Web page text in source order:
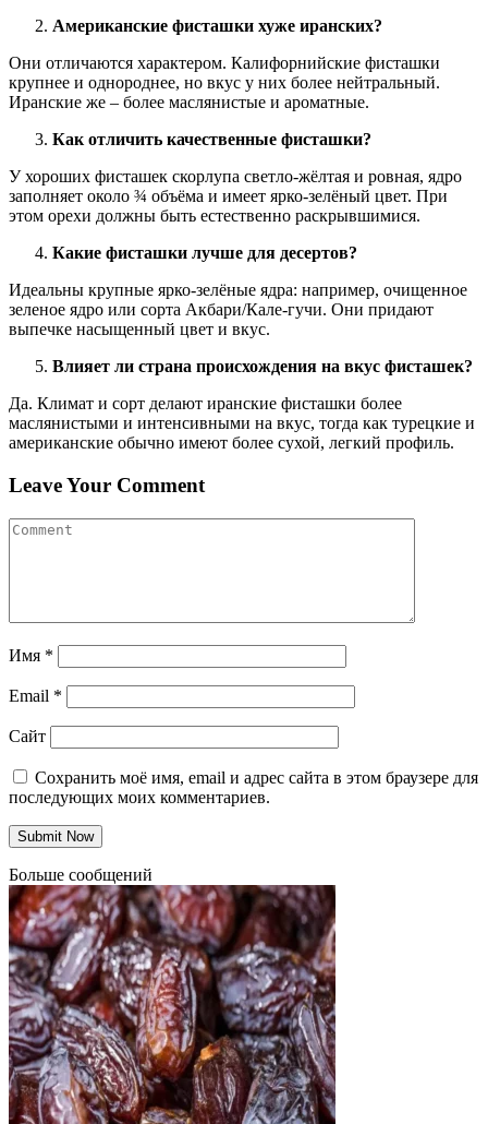
Американские фисташки хуже иранских?
Они отличаются характером. Калифорнийские фисташки
крупнее и однороднее, но вкус у них более нейтральный.
Иранские же – более маслянистые и ароматные.
Как отличить качественные фисташки?
У хороших фисташек скорлупа светло-жёлтая и ровная, ядро
заполняет около ¾ объёма и имеет ярко-зелёный цвет. При
этом орехи должны быть естественно раскрывшимися.
Какие фисташки лучше для десертов?
Идеальны крупные ярко-зелёные ядра: например, очищенное
зеленое ядро или сорта Акбари/Кале-гучи. Они придают
выпечке насыщенный цвет и вкус.
Влияет ли страна происхождения на вкус фисташек?
Да. Климат и сорт делают иранские фисташки более
маслянистыми и интенсивными на вкус, тогда как турецкие и
американские обычно имеют более сухой, легкий профиль.
Leave Your Comment
Имя *
Email *
Сайт
Сохранить моё имя, email и адрес сайта в этом браузере для
последующих моих комментариев.
Больше сообщений